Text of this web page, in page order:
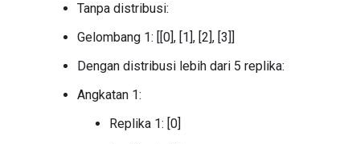
  key: "output_shapes"
  value {
      shape {
          size: 1
Tanpa distribusi:
Gelombang 1: [[0], [1], [2], [3]]
Dengan distribusi lebih dari 5 replika:
Angkatan 1:
Replika 1: [0]